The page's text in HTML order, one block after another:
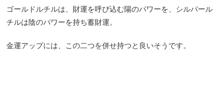
ゴールドルチルは、財運を呼び込む陽のパワーを、シルバール
チルは陰のパワーを持ち蓄財運。
金運アップには、この二つを併せ持つと良いそうです。